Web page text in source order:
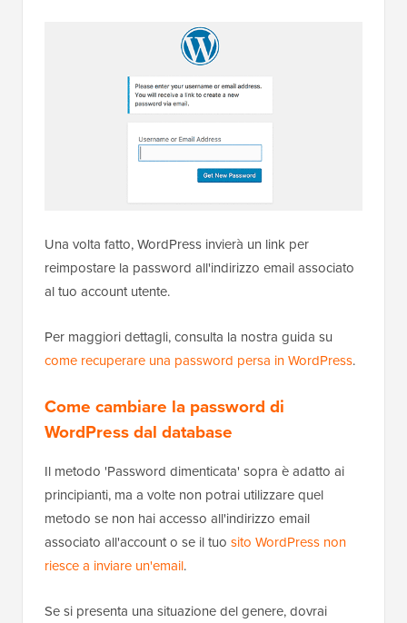
Una volta fatto, WordPress invierà un link per
reimpostare la password all'indirizzo email associato
al tuo account utente.
Per maggiori dettagli, consulta la nostra guida su
come recuperare una password persa in WordPress.
Come cambiare la password di
WordPress dal database
Il metodo 'Password dimenticata' sopra è adatto ai
principianti, ma a volte non potrai utilizzare quel
metodo se non hai accesso all'indirizzo email
associato all'account o se il tuo sito WordPress non
riesce a inviare un'email.
Se si presenta una situazione del genere, dovrai